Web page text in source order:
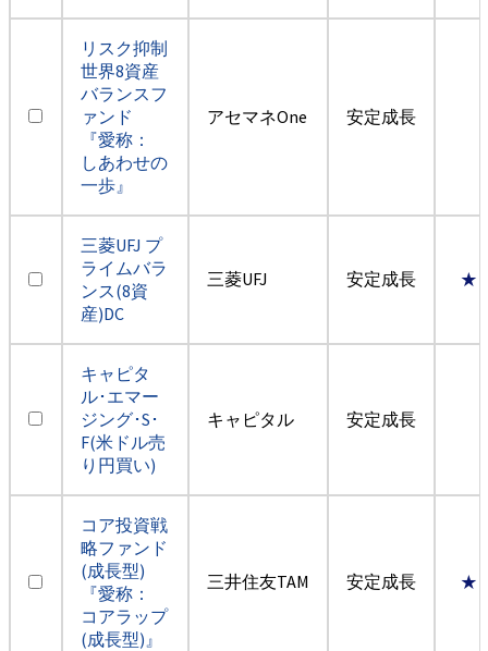
リスク抑制
世界8資産
バランスフ
ァンド
『愛称：
しあわせの
一歩』
アセマネOne 安定成長
三菱UFJ プ
ライムバラ
ンス(8資
産)DC
三菱UFJ 安定成長
キャピタ
ル･エマー
ジング･S･
F(米ドル売
り円買い)
キャピタル 安定成長
コア投資戦
略ファンド
(成長型)
『愛称：
コアラップ
(成長型)』
三井住友TAM 安定成長